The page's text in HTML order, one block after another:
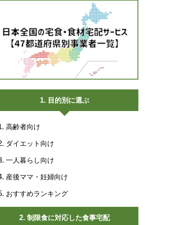
目的別に選ぶ
高齢者向け
ダイエット向け
一人暮らし向け
産後ママ・妊婦向け
おすすめランキング
制限食に対応した食事宅配